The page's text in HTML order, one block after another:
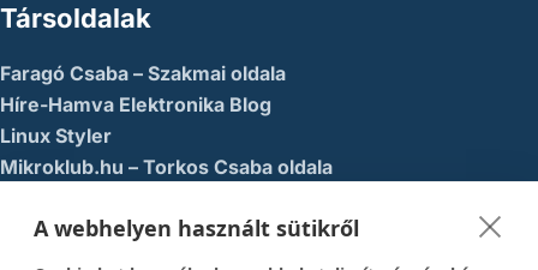
Társoldalak
Faragó Csaba – Szakmai oldala
Híre-Hamva Elektronika Blog
Linux Styler
Mikroklub.hu – Torkos Csaba oldala
Közösségi Média
A webhelyen használt sütikről